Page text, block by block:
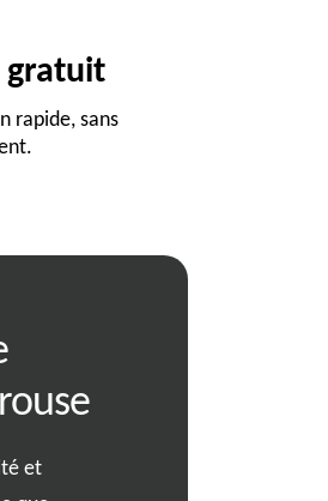
gratuit
rapide, sans
et